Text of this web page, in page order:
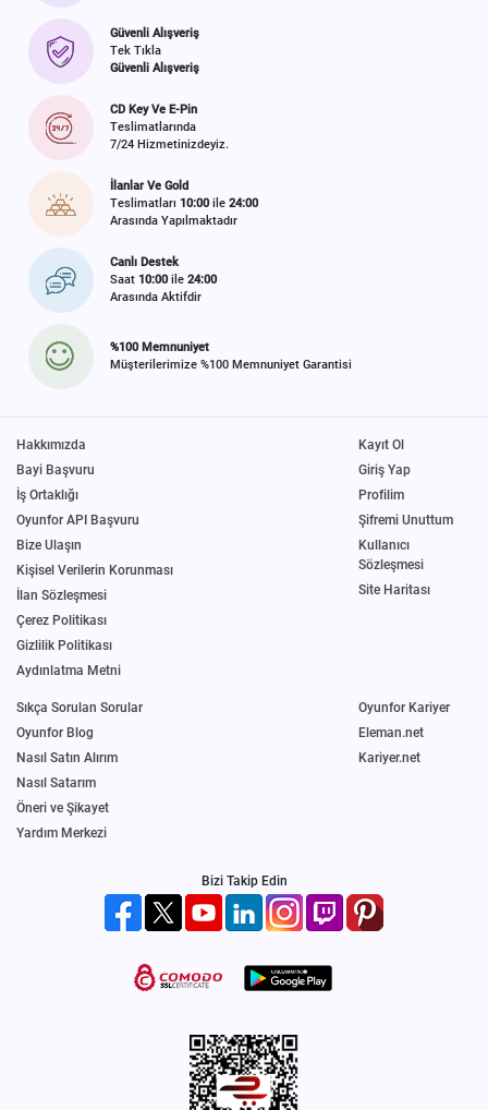
Güvenli Alışveriş
Tek Tıkla
Güvenli Alışveriş
CD Key Ve E-Pin
Teslimatlarında
7/24 Hizmetinizdeyiz.
İlanlar Ve Gold
Teslimatları 10:00ile 24:00
Arasında Yapılmaktadır
Canlı Destek
Saat 10:00ile 24:00
Arasında Aktifdir
%100 Memnuniyet
Müşterilerimize %100 Memnuniyet Garantisi
Hakkımızda
Bayi Başvuru
İş Ortaklığı
Oyunfor API Başvuru
Bize Ulaşın
Kişisel Verilerin Korunması
İlan Sözleşmesi
Çerez Politikası
Gizlilik Politikası
Aydınlatma Metni
Kayıt Ol
Giriş Yap
Profilim
Şifremi Unuttum
Kullanıcı
Sözleşmesi
Site Haritası
Sıkça Sorulan Sorular
Oyunfor Blog
Nasıl Satın Alırım
Nasıl Satarım
Öneri ve Şikayet
Yardım Merkezi
Oyunfor Kariyer
Eleman.net
Kariyer.net
Bizi Takip Edin